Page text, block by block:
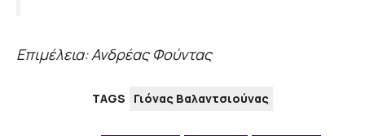
Επιμέλεια: Ανδρέας Φούντας
TAGS Γιόνας Βαλαντσιούνας